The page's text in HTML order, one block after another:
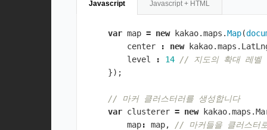
Javascript
var map = new kakao.maps .Map(
center
: new kakao.maps .
level
: 14
// 지도의 확대 레벨
});
// 마커 클러스터러를 생성합니다
var clusterer = new kakao.maps .
map: map,
// 마커들을 클러스터
Javascript + HTML